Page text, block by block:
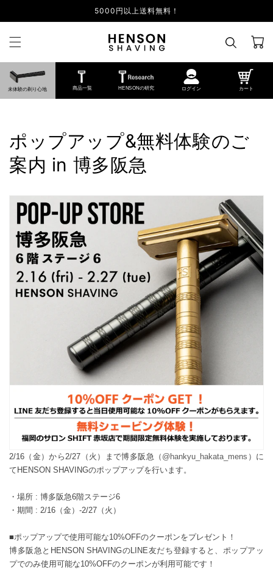
5000円以上送料無料！
ー
未体験の剃り心地 商品一覧 HENSONの研究 ログイン カート
ポップアップ&無料体験のご
案内 in 博多阪急
2/16（金）から2/27（火）まで博多阪急（ @hankyu_hakata_mens ） に
てHENSON SHAVINGのポップアップを行います。
・場所 : 博多阪急6階ステージ6
・期間 : 2/16（金）-2/27（火）
■ポップアップで使用可能な10%OFFのクーポンをプレゼント！
博多阪急とHENSON SHAVINGのLINE友だち登録すると、ポップアッ
プでのみ使用可能な10%OFFのクーポンが利用可能です！